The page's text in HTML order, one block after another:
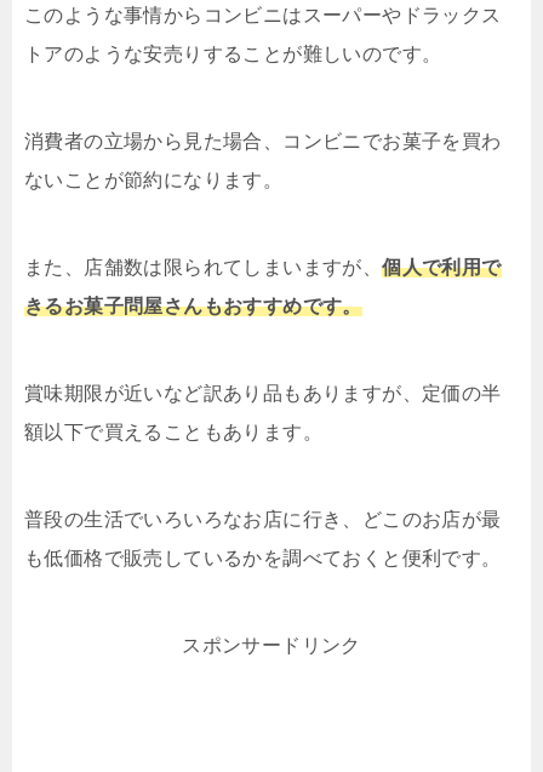
このような事情からコンビニはスーパーやドラックス
トアのような安売りすることが難しいのです。
消費者の立場から見た場合、コンビニでお菓子を買わ
ないことが節約になります。
また、店舗数は限られてしまいますが、個人で利用で
きるお菓子問屋さんもおすすめです。
賞味期限が近いなど訳あり品もありますが、定価の半
額以下で買えることもあります。
普段の生活でいろいろなお店に行き、どこのお店が最
も低価格で販売しているかを調べておくと便利です。
スポンサードリンク